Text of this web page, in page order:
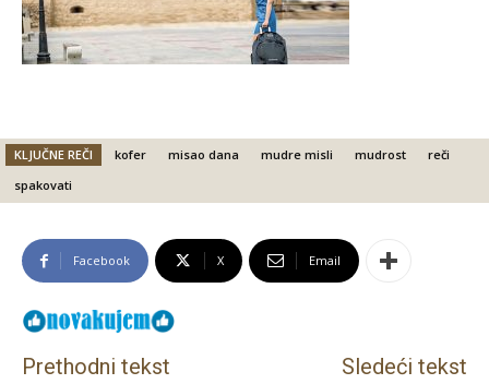
KLJUČNE REČI kofer misao dana mudre misli mudrost
reči
spakovati
Facebook X Email
Prethodni tekst Sledeći tekst